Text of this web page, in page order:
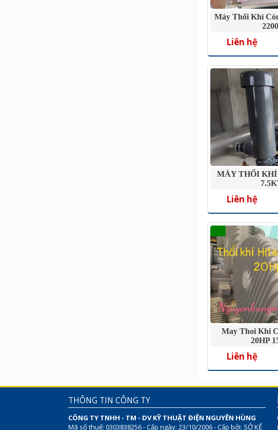
Máy Thổi Khí
Liên hệ
MÁY THỔI
Liên hệ
May Thoi Khi
20HP
Liên hệ
THÔNG TIN CÔNG TY
CÔNG TY TNHH - TM - DV KỸ THUẬT ĐIỆN NGUYÊN HÙNG
Mã số thuế: 0303838256 - Cấp ngày: 23/10/2006 - Cấp bởi: SỞ KẾ